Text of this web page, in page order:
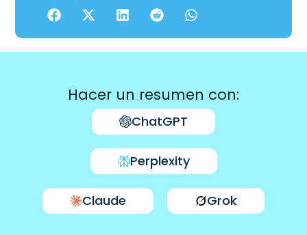
Hacer un resumen con:
ChatGPT
Perplexity
Claude Grok